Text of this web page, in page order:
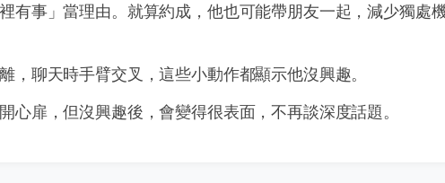
有事」當理由。就算約成，他也可能帶朋友一起，減少獨處
，聊天時手臂交叉，這些小動作都顯示他沒興趣。
心扉，但沒興趣後，會變得很表面，不再談深度話題。